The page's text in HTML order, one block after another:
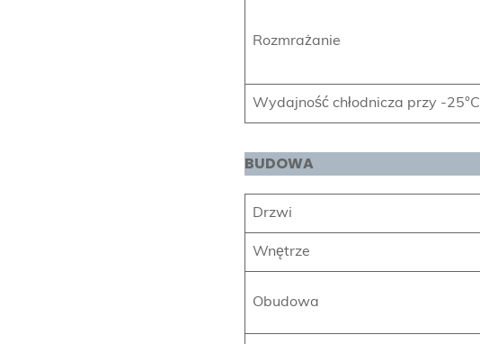
Rozmrażanie
Wydajność chłodnicza przy -25°C
BUDOWA
Drzwi
Wnętrze
Obudowa